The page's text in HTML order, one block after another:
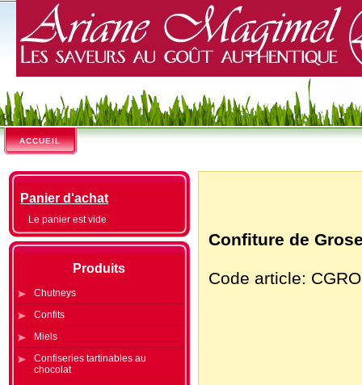
ACCUEIL
Panier d'achat
Le panier est vide
Produits
Chutneys
Confits
Miels
Confiseries tartinables au
chocolat
Confiture de
Code article: